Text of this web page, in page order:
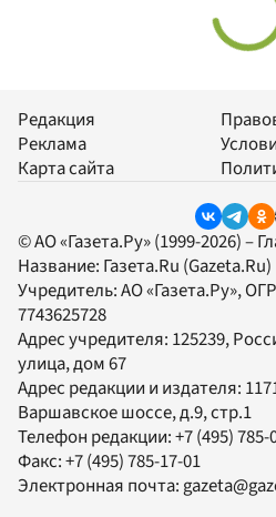
Редакция
Реклама
Карта сайта
© АО «Газета.Ру» (1999-2026) –
Название: Газета.Ru (Gazeta.Ru)
Учредитель:АО «Газета.Ру»,
7743625728
Адрес учредителя: 125239,
улица, дом 67
Адрес редакции и издателя:
Варшавское шоссе, д.9, стр.1
Телефон редакции:+7 (495) 785-
Факс:+7 (495) 785-17-01
Электронная почта: